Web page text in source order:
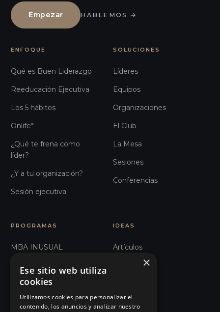
Empezar HABLEMOS →
ENFOQUE
Qué es Buen Liderazgo
Reeducación Ejecutiva
Los 5 hábitos
Onlife*
¿Qué te frena como
líder?
¿Y a tu organización?
Sesión ejecutiva
SOLUCIONES
Líderes
Equipos
Organizaciones
El Club
La Mesa
Sesiones
Conferencias
PROGRAMAS
MBA INUSUAL
Humanos con Recursos
Comunicación e
Influencia
IDEAS
Artículos
Podcast
×
Ese sitio web utiliza
cookies
Utilizamos cookies para personalizar el
contenido, los anuncios y analizar nuestro